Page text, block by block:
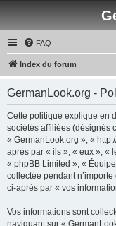
FAQ
Index du forum
GermanLook.org -
Cette politique explique en
sociétés affiliées (désignés
« GermanLook.org », «
après par « ils », « eux », «
« phpBB Limited », «
collectée pendant
ci-après par « vos
Vos informations sont
naviguant sur «